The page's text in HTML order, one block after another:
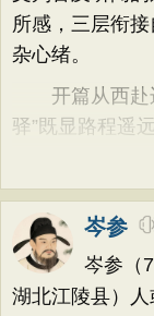
所感，三层衔
杂心绪。
开篇从西赴边
驿”既显路程遥
岑参
岑参（
湖北江陵县）人